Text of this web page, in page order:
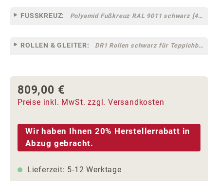
FUSSKREUZ: Polyamid Fußkreuz RAL 9011 schwarz [44]
ROLLEN & GLEITER: DR1 Rollen schwarz für Teppichböden [10]
Regulärer Preis:
809,00 €
Preise inkl. MwSt. zzgl. Versandkosten
Wir haben Ihnen 20% Herstellerrabatt in
Abzug gebracht.
Lieferzeit: 5-12 Werktage